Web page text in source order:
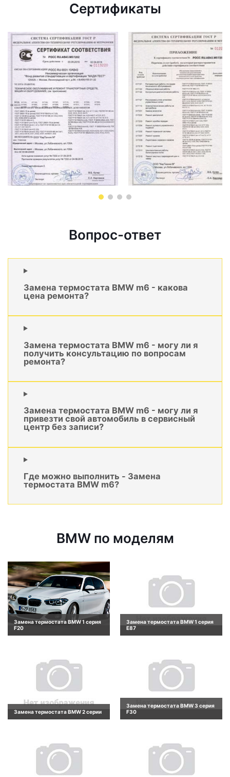
Сертификаты
Вопрос-ответ
Замена термостата BMW m6 - какова
цена ремонта?
Замена термостата BMW m6 - могу ли я
получить консультацию по вопросам
ремонта?
Замена термостата BMW m6 - могу ли я
привезти свой автомобиль в сервисный
центр без записи?
Где можно выполнить - Замена
термостата BMW m6?
BMW по моделям
Замена термостата BMW 1 серия
F20
Замена термостата BMW 1 серия
E87
Замена термостата BMW 2 серии
Замена термостата BMW 3 серия
F30